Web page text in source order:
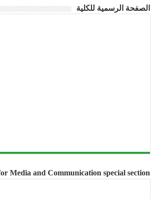
الصفحة الرسمية للكلية
Media and Communication special section